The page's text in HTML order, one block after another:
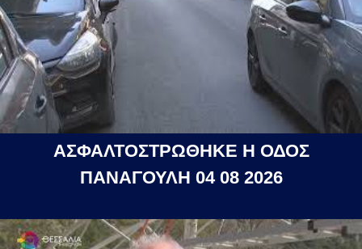
ΑΣΦΑΛΤΟΣΤΡΩΘΗΚΕ Η ΟΔΟΣ
ΠΑΝΑΓΟΥΛΗ 04 08 2026